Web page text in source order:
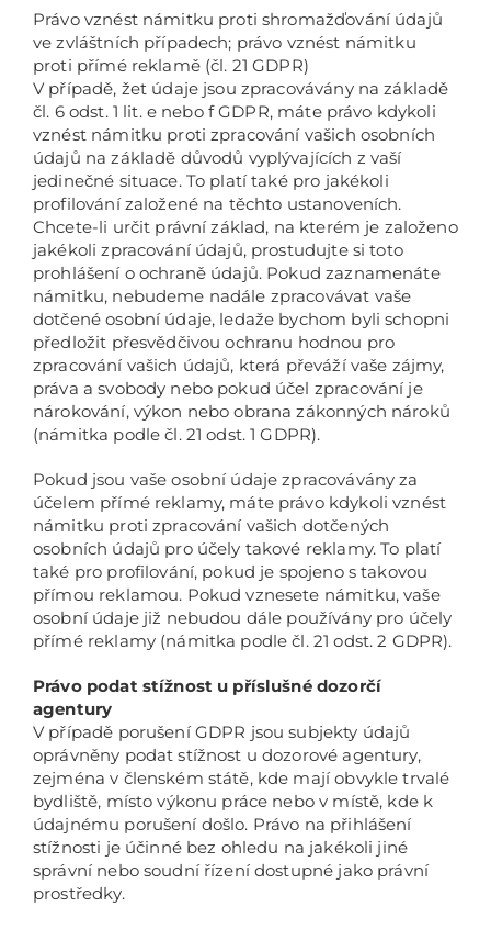
Právo vznést námitku proti shromažďování údajů
ve zvláštních případech; právo vznést námitku
proti přímé reklamě (čl. 21 GDPR)
V případě, žet údaje jsou zpracovávány na základě
čl. 6 odst. 1 lit. e nebo f GDPR, máte právo kdykoli
vznést námitku proti zpracování vašich osobních
údajů na základě důvodů vyplývajících z vaší
jedinečné situace. To platí také pro jakékoli
profilování založené na těchto ustanoveních.
Chcete-li určit právní základ, na kterém je založeno
jakékoli zpracování údajů, prostudujte si toto
prohlášení o ochraně údajů. Pokud zaznamenáte
námitku, nebudeme nadále zpracovávat vaše
dotčené osobní údaje, ledaže bychom byli schopni
předložit přesvědčivou ochranu hodnou pro
zpracování vašich údajů, která převáží vaše zájmy,
práva a svobody nebo pokud účel zpracování je
nárokování, výkon nebo obrana zákonných nároků
(námitka podle čl. 21 odst. 1 GDPR).
Pokud jsou vaše osobní údaje zpracovávány za
účelem přímé reklamy, máte právo kdykoli vznést
námitku proti zpracování vašich dotčených
osobních údajů pro účely takové reklamy. To platí
také pro profilování, pokud je spojeno s takovou
přímou reklamou. Pokud vznesete námitku, vaše
osobní údaje již nebudou dále používány pro účely
přímé reklamy (námitka podle čl. 21 odst. 2 GDPR).
Právo podat stížnost u příslušné dozorčí
agentury
V případě porušení GDPR jsou subjekty údajů
oprávněny podat stížnost u dozorové agentury,
zejména v členském státě, kde mají obvykle trvalé
bydliště, místo výkonu práce nebo v místě, kde k
údajnému porušení došlo. Právo na přihlášení
stížnosti je účinné bez ohledu na jakékoli jiné
správní nebo soudní řízení dostupné jako právní
prostředky.